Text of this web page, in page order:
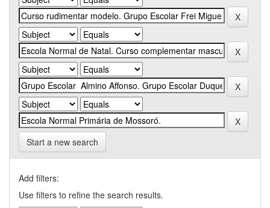
Start a new search
Add filters:
Use filters to refine the search results.